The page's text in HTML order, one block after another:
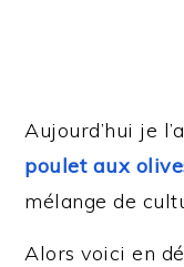
Aujourd’hui je
poulet aux
mélange de
Alors voici en